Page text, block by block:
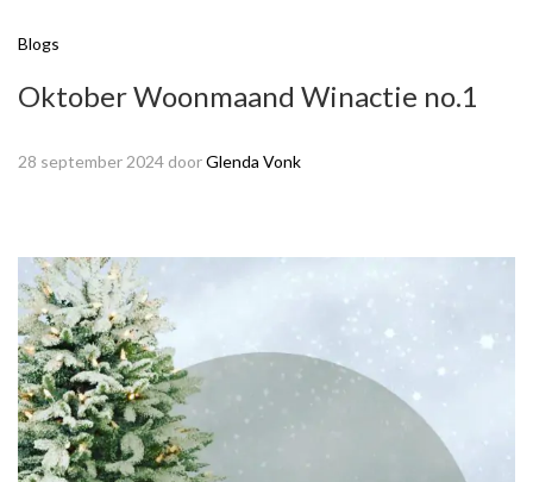
Blogs
Oktober Woonmaand Winactie no.1
28 september 2024 doorGlenda Vonk